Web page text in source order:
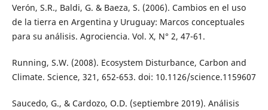
Verón, S.R., Baldi, G. & Baeza, S. (2006). Cambios en el uso
de la tierra en Argentina y Uruguay: Marcos conceptuales
para su análisis. Agrociencia. Vol. X, N° 2, 47-61.
Running, S.W. (2008). Ecosystem Disturbance, Carbon and
Climate. Science, 321, 652-653. doi: 10.1126/science.1159607
Saucedo, G., & Cardozo, O.D. (septiembre 2019). Análisis